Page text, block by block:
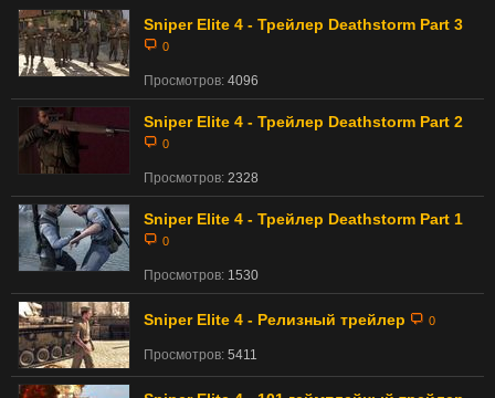
Sniper Elite 4 - Трейлер Deathstorm Part 3
0
Просмотров: 4096
Sniper Elite 4 - Трейлер Deathstorm Part 2
0
Просмотров: 2328
Sniper Elite 4 - Трейлер Deathstorm Part 1
0
Просмотров: 1530
Sniper Elite 4 - Релизный трейлер 0
Просмотров: 5411